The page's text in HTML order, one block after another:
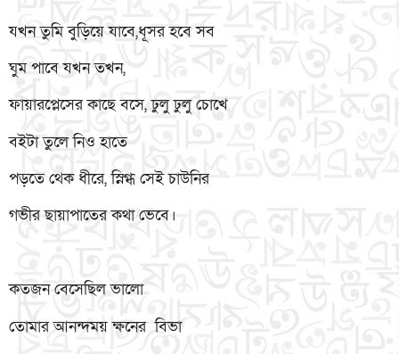
যখন তুমি বুড়িয়ে যাবে,ধূসর হবে সব
ঘুম পাবে যখন তখন,
ফায়ারপ্লেসের কাছে বসে, ঢুলু ঢুলু চোখে
বইটা তুলে নিও হাতে
পড়তে থেক ধীরে, স্নিগ্ধ সেই চাউনির
গভীর ছায়াপাতের কথা ভেবে।
কতজন বেসেছিল ভালো
তোমার আনন্দময় ক্ষনের বিভা